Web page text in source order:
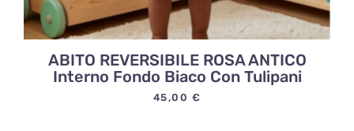
ABITO REVERSIBILE ROSA ANTICO
Interno Fondo Biaco Con Tulipani
45,00 €